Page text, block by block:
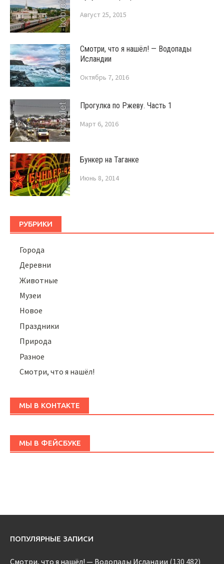
Август 25, 2015
Смотри, что я нашёл! — Водопады
Исландии
Октябрь 7, 2016
Прогулка по Ржеву. Часть 1
Март 6, 2016
Бункер на Таганке
Июнь 8, 2014
РУБРИКИ
Города
Деревни
Животные
Музеи
Новое
Праздники
Природа
Разное
Смотри, что я нашёл!
МЫ В КОНТАКТЕ
МЫ В ФЕЙСБУКЕ
ПОПУЛЯРНЫЕ ЗАПИСИ
Смотри, что я нашёл! — Водопады Исландии (130 482)